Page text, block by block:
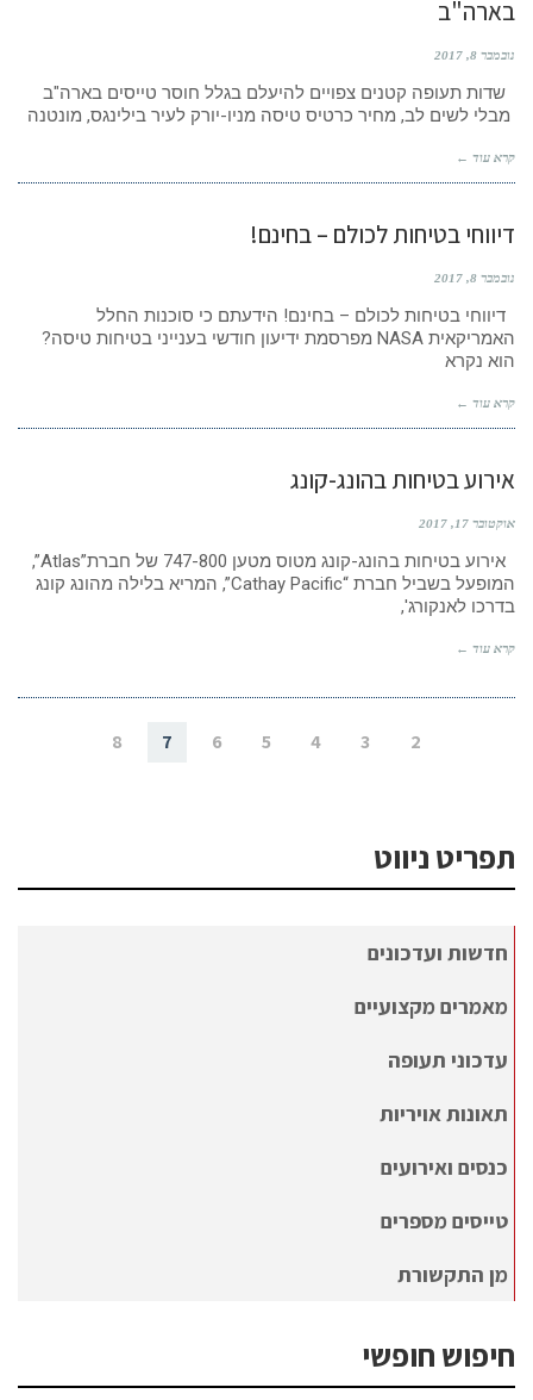
בארה"ב
נובמבר 8, 2017
שדות תעופה קטנים צפויים להיעלם בגלל חוסר טייסים בארה"ב
מבלי לשים לב, מחיר כרטיס טיסה מניו-יורק לעיר בילינגס, מונטנה
קרא עוד ←
דיווחי בטיחות לכולם – בחינם!
נובמבר 8, 2017
דיווחי בטיחות לכולם – בחינם! הידעתם כי סוכנות החלל
האמריקאית NASA מפרסמת ידיעון חודשי בענייני בטיחות טיסה?
הוא נקרא
קרא עוד ←
אירוע בטיחות בהונג-קונג
אוקטובר 17, 2017
אירוע בטיחות בהונג-קונג מטוס מטען 747-800 של חברת”Atlas”,
המופעל בשביל חברת “Cathay Pacific”, המריא בלילה מהונג קונג
בדרכו לאנקורג',
קרא עוד ←
2
3
4
5
6
7
8
תפריט ניווט
חדשות ועדכונים
מאמרים מקצועיים
עדכוני תעופה
תאונות אויריות
כנסים ואירועים
טייסים מספרים
מן התקשורת
חיפוש חופשי